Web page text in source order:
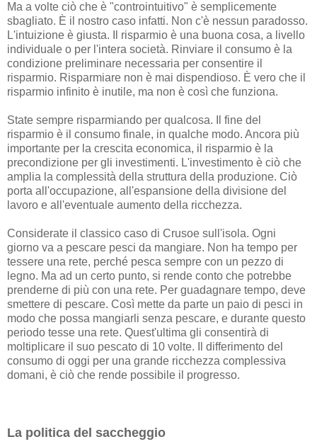
Ma a volte ciò che è "controintuitivo" è semplicemente
sbagliato. È il nostro caso infatti. Non c'è nessun paradosso.
L'intuizione è giusta. Il risparmio è una buona cosa, a livello
individuale o per l'intera società. Rinviare il consumo è la
condizione preliminare necessaria per consentire il
risparmio. Risparmiare non è mai dispendioso. È vero che il
risparmio infinito è inutile, ma non è così che funziona.
State sempre risparmiando per qualcosa. Il fine del
risparmio è il consumo finale, in qualche modo. Ancora più
importante per la crescita economica, il risparmio è la
precondizione per gli investimenti. L'investimento è ciò che
amplia la complessità della struttura della produzione. Ciò
porta all'occupazione, all'espansione della divisione del
lavoro e all'eventuale aumento della ricchezza.
Considerate il classico caso di Crusoe sull'isola. Ogni
giorno va a pescare pesci da mangiare. Non ha tempo per
tessere una rete, perché pesca sempre con un pezzo di
legno. Ma ad un certo punto, si rende conto che potrebbe
prenderne di più con una rete. Per guadagnare tempo, deve
smettere di pescare. Così mette da parte un paio di pesci in
modo che possa mangiarli senza pescare, e durante questo
periodo tesse una rete. Quest'ultima gli consentirà di
moltiplicare il suo pescato di 10 volte. Il differimento del
consumo di oggi per una grande ricchezza complessiva
domani, è ciò che rende possibile il progresso.
La politica del saccheggio